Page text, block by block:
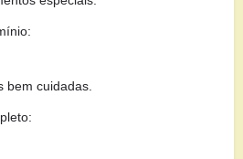
bem cuidadas.